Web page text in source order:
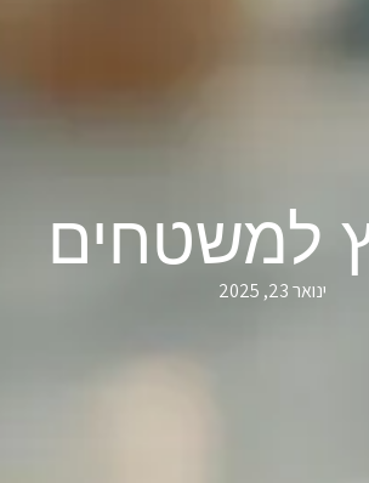
למשטחים
ינואר 23, 2025